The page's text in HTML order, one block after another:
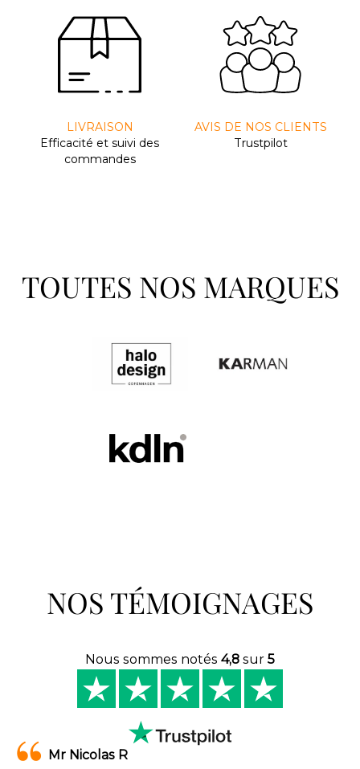
LIVRAISON
Efﬁcacité et suivi des
commandes
AVIS DE NOS CLIENTS
Trustpilot
TOUTES NOS MARQUES
NOS TÉMOIGNAGES
Nous sommes notés 4,8 sur 5
Mr Nicolas R